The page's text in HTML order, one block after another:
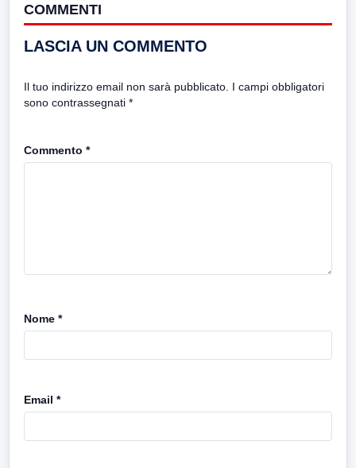
COMMENTI
LASCIA UN COMMENTO
Il tuo indirizzo email non sarà pubblicato. I campi obbligatori
sono contrassegnati *
Commento *
Nome *
Email *